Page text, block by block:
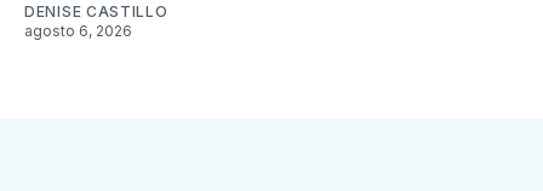
DENISE CASTILLO
agosto 6, 2026